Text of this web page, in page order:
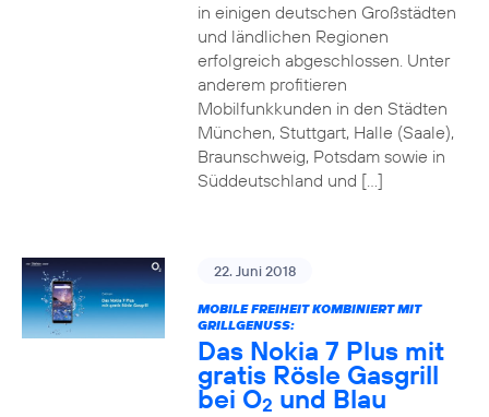
in einigen deutschen Großstädten
und ländlichen Regionen
erfolgreich abgeschlossen. Unter
anderem profitieren
Mobilfunkkunden in den Städten
München, Stuttgart, Halle (Saale),
Braunschweig, Potsdam sowie in
Süddeutschland und […]
22. Juni 2018
MOBILE FREIHEIT KOMBINIERT MIT
GRILLGENUSS:
Das Nokia 7 Plus mit
gratis Rösle Gasgrill
bei O2 und Blau